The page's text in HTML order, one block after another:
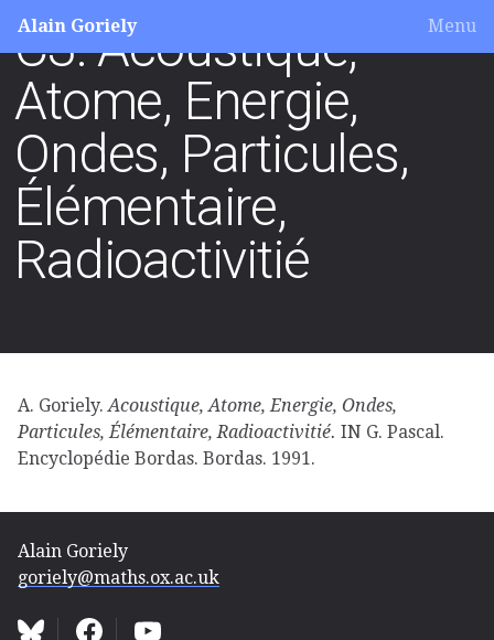
Alain Goriely Menu
C3: Acoustique,
Atome, Energie,
Ondes, Particules,
Élémentaire,
Radioactivitié
A. Goriely.Acoustique, Atome, Energie, Ondes,
Particules, Élémentaire, Radioactivitié. IN G. Pascal.
Encyclopédie Bordas. Bordas. 1991.
Alain Goriely
goriely@maths.ox.ac.uk